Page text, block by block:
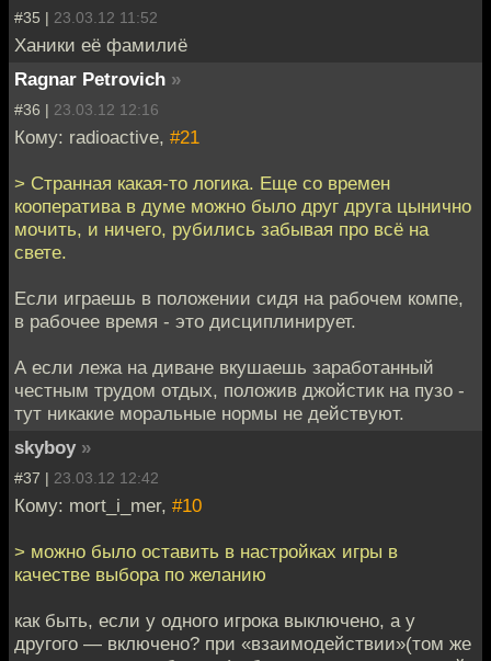
#35 | 23.03.12 11:52
Ханики её фамилиё
Ragnar Petrovich »
#36 | 23.03.12 12:16
Кому: radioactive, #21
> Странная какая-то логика. Еще со времен
кооператива в думе можно было друг друга цынично
мочить, и ничего, рубились забывая про всё на
свете.
Если играешь в положении сидя на рабочем компе,
в рабочее время - это дисциплинирует.
А если лежа на диване вкушаешь заработанный
честным трудом отдых, положив джойстик на пузо -
тут никакие моральные нормы не действуют.
skyboy »
#37 | 23.03.12 12:42
Кому: mort_i_mer, #10
> можно было оставить в настройках игры в
качестве выбора по желанию
как быть, если у одного игрока выключено, а у
другого — включено? при «взаимодействии»(том же